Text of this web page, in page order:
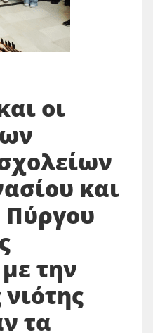
οι
και
Πύργου
την
τα